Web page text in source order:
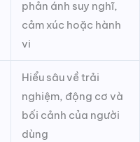
phản ánh suy nghĩ,
cảm xúc hoặc hành
vi
Hiểu sâu về trải
nghiệm, động cơ và
bối cảnh của người
dùng